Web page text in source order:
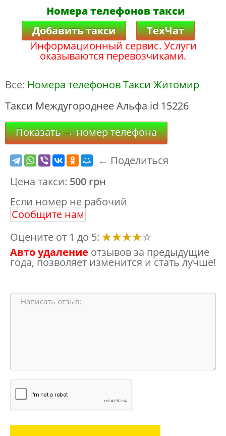
Номера телефонов такси
Добавить такси
ТехЧат
Информационный сервис. Услуги
оказываются перевозчиками.
Все: Номера телефонов Такси Житомир
Такси Междугороднее Альфа id 15226
Показать → номер телефона
← Поделиться
Цена такси: 500 грн
Если номер не рабочий
Сообщите нам
Оцените от 1 до 5:
Авто удаление отзывов за предыдущие
года, позволяет изменится и стать лучше!